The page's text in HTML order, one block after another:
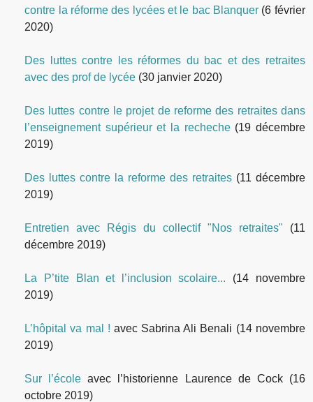
contre la réforme des lycées et le bac Blanquer (6 février
2020)
Des luttes contre les réformes du bac et des retraites
avec des prof de lycée (30 janvier 2020)
Des luttes contre le projet de reforme des retraites dans
l’enseignement supérieur et la recheche(19 décembre
2019)
Des luttes contre la reforme des retraites(11 décembre
2019)
Entretien avec Régis du collectif "Nos retraites" (11
décembre 2019)
La P’tite Blan et l’inclusion scolaire... (14 novembre
2019)
L’hôpital va mal ! avec Sabrina Ali Benali (14 novembre
2019)
Sur l’école avec l’historienne Laurence de Cock(16
octobre 2019)